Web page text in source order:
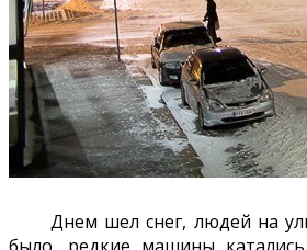
Днем шел снег, людей на